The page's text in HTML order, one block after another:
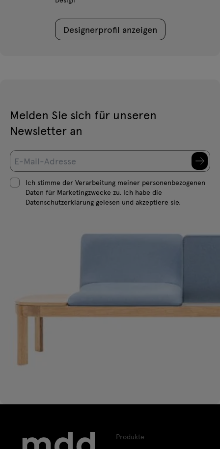
Designerprofil anzeigen
Melden Sie sich für unseren
Newsletter an
Ich stimme der Verarbeitung meiner personenbezogenen
Daten für Marketingzwecke zu. Ich habe die
Datenschutzerklärung gelesen und akzeptiere sie.
Produkte